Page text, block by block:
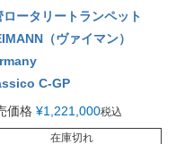
ロータリートランペット
（ヴァイマン）
C-GP
価格 ¥1,221,000税込
在庫切れ